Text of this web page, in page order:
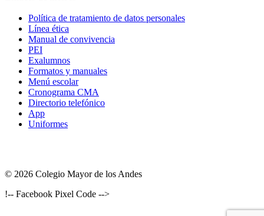
Política de tratamiento de datos personales
Línea ética
Manual de convivencia
PEI
Exalumnos
Formatos y manuales
Menú escolar
Cronograma CMA
Directorio telefónico
App
Uniformes
© 2026 Colegio Mayor de los Andes
!-- Facebook Pixel Code -->